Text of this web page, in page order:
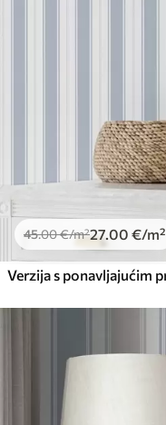
.00€/m²
66.6740.00€/m²
45.00€/m²27.00 €/m²